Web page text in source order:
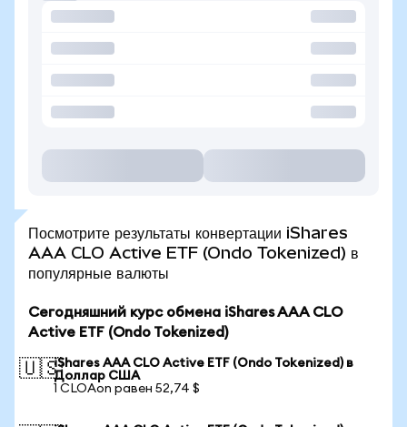
Посмотрите результаты конвертации iShares
AAA CLO Active ETF (Ondo Tokenized) в
популярные валюты
Сегодняшний курс обмена iShares AAA CLO
Active ETF (Ondo Tokenized)
🇺🇸iShares AAA CLO Active ETF (Ondo Tokenized) в
Доллар США
1 CLOAon равен 52,74 $